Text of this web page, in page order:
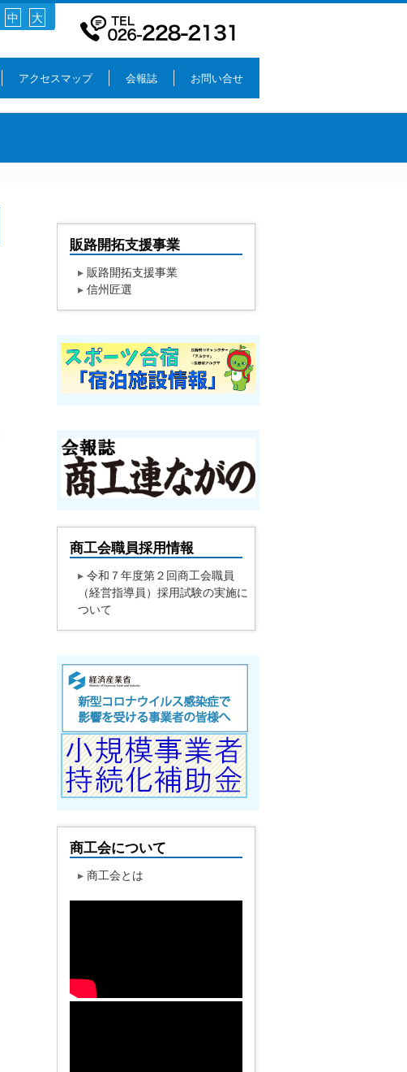
中 大
アクセスマップ 会報誌 お問い合せ
販路開拓支援事業
▸ 販路開拓支援事業
▸ 信州匠選
商工会職員採用情報
▸ 令和７年度第２回商工会職員
（経営指導員）採用試験の実施に
ついて
商工会について
▸ 商工会とは